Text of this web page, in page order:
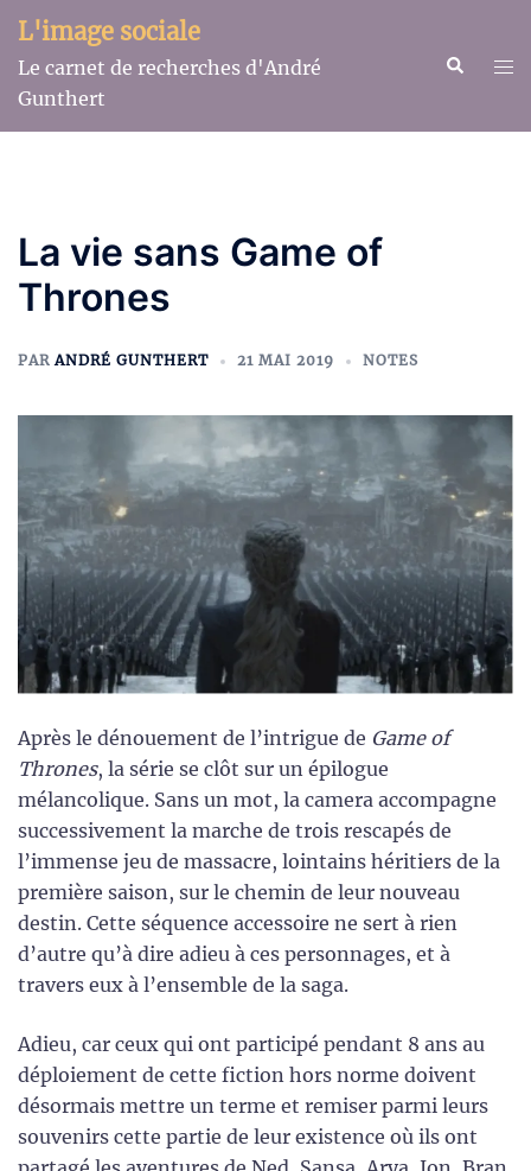
Aller
au
contenu
L'image sociale
Le carnet de recherches d'André
Gunthert
La vie sans Game of
Thrones
PARANDRÉ GUNTHERT 21 MAI 2019 NOTES
Après le dénouement de l’intrigue de Game of
Thrones, la série se clôt sur un épilogue
mélancolique. Sans un mot, la camera accompagne
successivement la marche de trois rescapés de
l’immense jeu de massacre, lointains héritiers de la
première saison, sur le chemin de leur nouveau
destin. Cette séquence accessoire ne sert à rien
d’autre qu’à dire adieu à ces personnages, et à
travers eux à l’ensemble de la saga.
Adieu, car ceux qui ont participé pendant 8 ans au
déploiement de cette fiction hors norme doivent
désormais mettre un terme et remiser parmi leurs
souvenirs cette partie de leur existence où ils ont